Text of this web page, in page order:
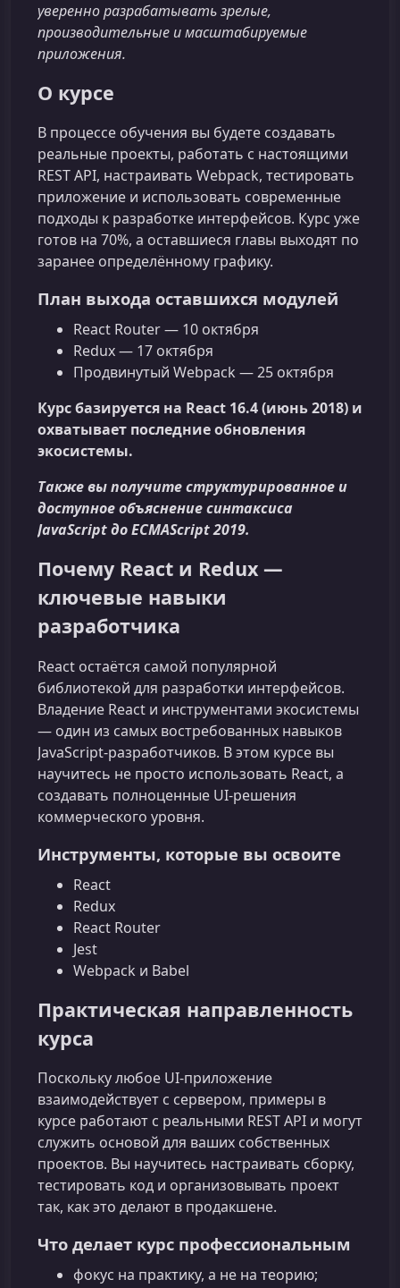
уверенно разрабатывать зрелые,
производительные и масштабируемые
приложения.
О курсе
В процессе обучения вы будете создавать
реальные проекты, работать с настоящими
REST API, настраивать Webpack, тестировать
приложение и использовать современные
подходы к разработке интерфейсов. Курс уже
готов на 70%, а оставшиеся главы выходят по
заранее определённому графику.
План выхода оставшихся модулей
React Router — 10 октября
Redux — 17 октября
Продвинутый Webpack — 25 октября
Курс базируется на React 16.4 (июнь 2018) и
охватывает последние обновления
экосистемы.
Также вы получите структурированное и
доступное объяснение синтаксиса
JavaScript до ECMAScript 2019.
Почему React и Redux —
ключевые навыки
разработчика
React остаётся самой популярной
библиотекой для разработки интерфейсов.
Владение React и инструментами экосистемы
— один из самых востребованных навыков
JavaScript-разработчиков. В этом курсе вы
научитесь не просто использовать React, а
создавать полноценные UI‑решения
коммерческого уровня.
Инструменты, которые вы освоите
React
Redux
React Router
Jest
Webpack и Babel
Практическая направленность
курса
Поскольку любое UI-приложение
взаимодействует с сервером, примеры в
курсе работают с реальными REST API и могут
служить основой для ваших собственных
проектов. Вы научитесь настраивать сборку,
тестировать код и организовывать проект
так, как это делают в продакшене.
Что делает курс профессиональным
фокус на практику, а не на теорию;